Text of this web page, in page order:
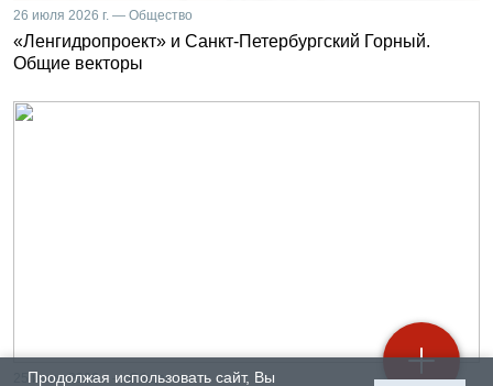
Продолжая использовать сайт, Вы
26 июля 2026 г. — Общество
«Ленгидропроект» и Санкт-Петербургский Горный.
Общие векторы
25 июля 2026 г. — Общество